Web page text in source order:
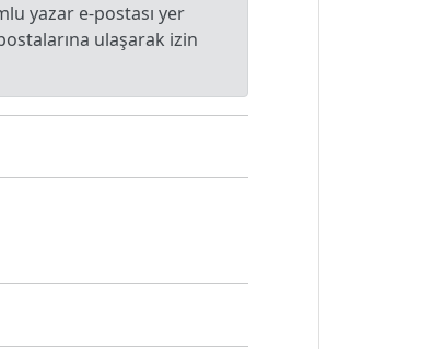
yazar e-postası yer
ulaşarak izin